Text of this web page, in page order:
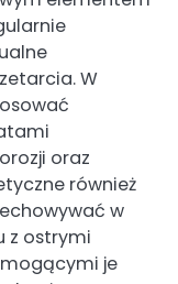
W
oraz
również
w
z ostrymi
je